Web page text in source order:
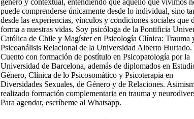
género y contextual, entendiendo que aquello que vivimos
puede comprenderse únicamente desde lo individual, sino
desde las experiencias, vínculos y condiciones sociales que
forma a nuestras vidas. Soy psicóloga de la Pontificia
Católica de Chile y Magíster en Psicología Clínica: Trauma
Psicoanálisis Relacional de la Universidad Alberto Hurtado.
Cuento con formación de postítulo en Psicopatología por la
Universidad de Barcelona, además de diplomados en
Género, Clínica de lo Psicosomático y Psicoterapia en
Diversidades Sexuales, de Género y de Relaciones.
realizado formación complementaria en trauma y
Para agendar, escríbeme al Whatsapp.